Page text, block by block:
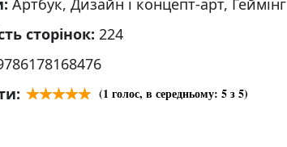
Артбук, Дизайн і концепт-арт, Геймінг
сторінок: 224
(1 голос, в середньому: 5з 5)